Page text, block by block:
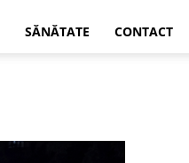
SĂNĂTATE CONTACT